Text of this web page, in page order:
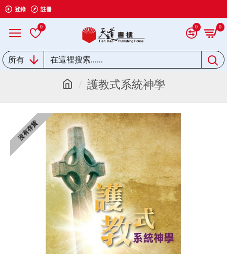
登錄 註冊
0 0 0
所有
護教式系統神學
沒有存貨